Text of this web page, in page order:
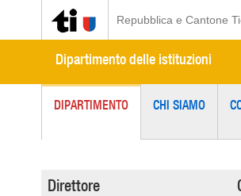
Repubblica e Cantone
Dipartimento delle istituzioni
DIPARTIMENTO CHI SIAMO
Direttore